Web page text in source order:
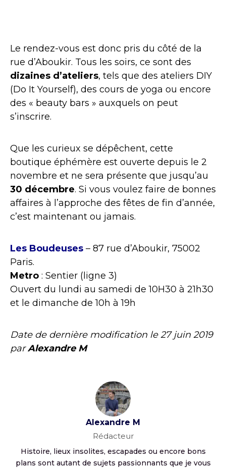
Le rendez-vous est donc pris du côté de la
rue d’Aboukir. Tous les soirs, ce sont des
dizaines d’ateliers, tels que des ateliers DIY
(Do It Yourself), des cours de yoga ou encore
des « beauty bars » auxquels on peut
s’inscrire.
Que les curieux se dépêchent, cette
boutique éphémère est ouverte depuis le 2
novembre et ne sera présente que jusqu’au
30 décembre. Si vous voulez faire de bonnes
affaires à l’approche des fêtes de fin d’année,
c’est maintenant ou jamais.
Les Boudeuses – 87 rue d’Aboukir, 75002
Paris.
Metro : Sentier (ligne 3)
Ouvert du lundi au samedi de 10H30 à 21h30
et le dimanche de 10h à 19h
Date de dernière modification le27 juin 2019
parAlexandre M
Alexandre M
Rédacteur
Histoire, lieux insolites, escapades ou encore bons
plans sont autant de sujets passionnants que je vous